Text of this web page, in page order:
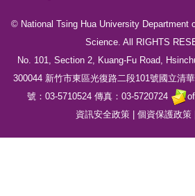
© National Tsing Hua University Department
Science. All RIGHTS
No. 101, Section 2, Kuang-Fu Road,
300044 新竹市東區光復路二段101號國立清
號： 03-5710524傳真： 03-5720724
資訊安全政策
個資保護政策